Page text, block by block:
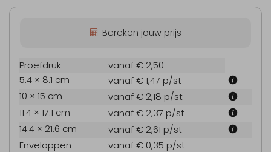
Bereken jouw prijs
Proefdruk
vanaf € 2,50
5.4 × 8.1 cm
vanaf € 1,47 p/st
10 × 15 cm
vanaf € 2,18 p/st
11.4 × 17.1 cm
vanaf € 2,37 p/st
14.4 × 21.6 cm
vanaf € 2,61 p/st
Enveloppen
vanaf € 0,35 p/st